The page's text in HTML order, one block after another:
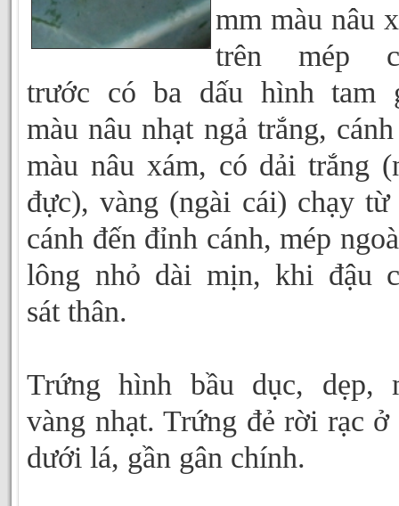
mm màu nâu
trên mép
trước có ba dấu hình tam
màu nâu nhạt ngả trắng, cánh
màu nâu xám, có dải trắng
đực), vàng (ngài cái) chạy từ
cánh đến đỉnh cánh, mép
lông nhỏ dài mịn, khi đậu
sát thân.
Trứng hình bầu dục, dẹp,
vàng nhạt. Trứng đẻ rời rạc ở
dưới lá, gần gân chính.